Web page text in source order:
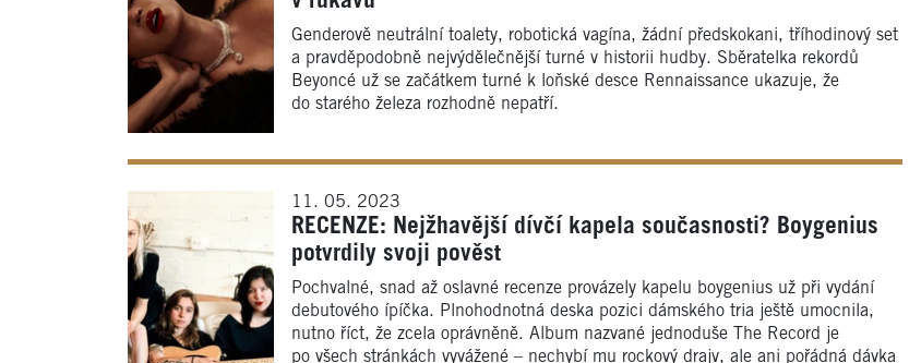
Genderově neutrální toalety, robotická vagína, žádní předskokani, tříhodinový set
a pravděpodobně nejvýdělečnější turné v historii hudby. Sběratelka rekordů
Beyoncé už se začátkem turné k loňské desce Rennaissance ukazuje, že
do starého železa rozhodně nepatří.
11. 05. 2023
RECENZE: Nejžhavější dívčí kapela současnosti? Boygenius
potvrdily svoji pověst
Pochvalné, snad až oslavné recenze provázely kapelu boygenius už při vydání
debutového ípíčka. Plnohodnotná deska pozici dámského tria ještě umocnila,
nutno říct, že zcela oprávněně. Album nazvané jednoduše The Record je
po všech stránkách vyvážené – nechybí mu rockový drajv, ale ani pořádná dávka